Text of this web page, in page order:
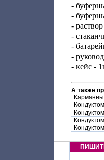
-
-
-
-
-
-
- кейс -
А также